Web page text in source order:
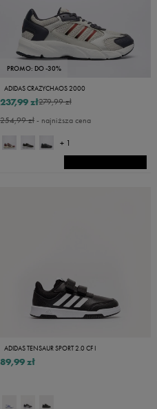
PROMO: DO -30%
ADIDAS CRAZYCHAOS 2000
279,99 zł
237,99 zł
254,99 zł- najniższa cena
+ 1
ADIDAS TENSAUR SPORT 2.0 CF I
89,99 zł